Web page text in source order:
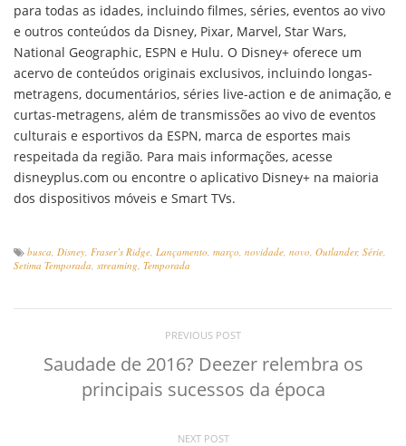
para todas as idades, incluindo filmes, séries, eventos ao vivo
e outros conteúdos da Disney, Pixar, Marvel, Star Wars,
National Geographic, ESPN e Hulu. O Disney+ oferece um
acervo de conteúdos originais exclusivos, incluindo longas-
metragens, documentários, séries live-action e de animação, e
curtas-metragens, além de transmissões ao vivo de eventos
culturais e esportivos da ESPN, marca de esportes mais
respeitada da região. Para mais informações, acesse
disneyplus.com ou encontre o aplicativo Disney+ na maioria
dos dispositivos móveis e Smart TVs.
busca Disney Fraser’s Ridge Lançamento março novidade novo Outlander, Série
Setima Temporada streaming Temporada
PREVIOUS POST
Saudade de 2016? Deezer relembra os
principais sucessos da época
NEXT POST